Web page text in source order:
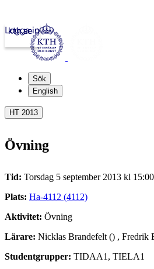
kth.se
Logga in
Sök
English
HT 2013
Övning
Tid: Torsdag 5 september 2013 kl
Plats: Ha-4112 (4112)
Aktivitet: Övning
Lärare: Nicklas Brandefelt () , Fredrik
Studentgrupper: TIDAA1, TIELA1